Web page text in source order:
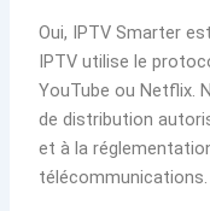
Oui, IPTV Smarter
IPTV utilise le
YouTube ou Netflix.
de distribution
et à la
télécommunications.